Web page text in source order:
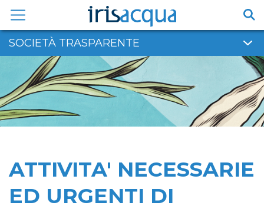
contenuto
SOCIETÀ TRASPARENTE
ATTIVITA' NECESSARIE
ED URGENTI DI